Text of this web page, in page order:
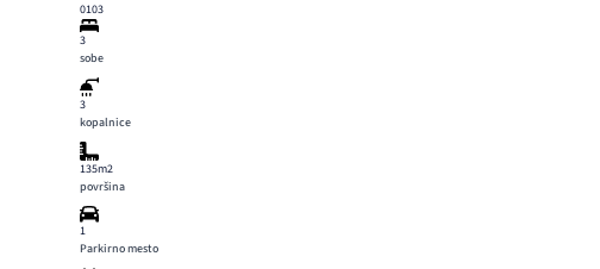
0103
3
sobe
3
kopalnice
135m2
površina
1
Parkirno mesto